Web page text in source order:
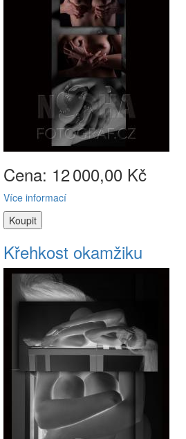
Cena: 12000,00 Kč
Více informací
Křehkost okamžiku